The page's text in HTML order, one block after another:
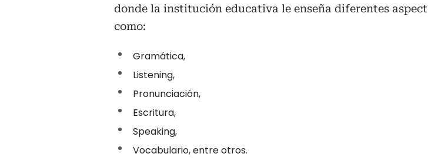
donde la institución educativa le enseña diferentes
como:
Gramática,
Listening,
Pronunciación,
Escritura,
Speaking,
Vocabulario, entre otros.